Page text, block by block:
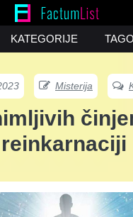
KATEGORIJE
Misterija
reinkarnaciji